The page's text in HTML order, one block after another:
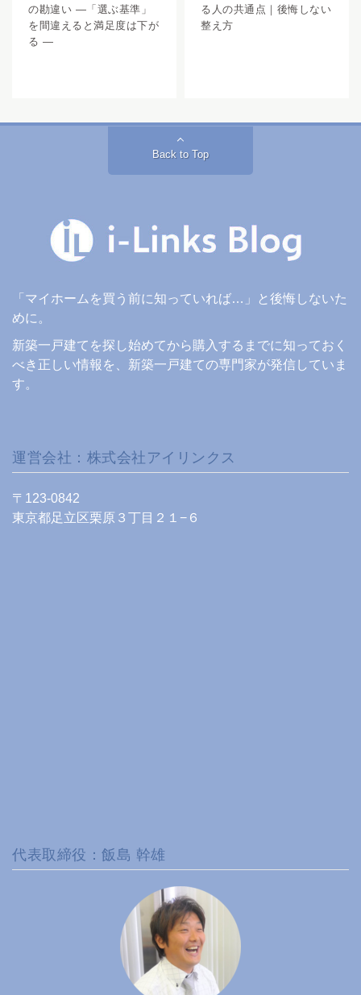
の勘違い ―「選ぶ基準」
を間違えると満足度は下が
る ―
る人の共通点｜後悔しない
整え方
Back to Top
「マイホームを買う前に知っていれば…」と後悔しないた
めに。
新築一戸建てを探し始めてから購入するまでに知っておく
べき正しい情報を、新築一戸建ての専門家が発信していま
す。
運営会社：株式会社アイリンクス
〒123-0842
東京都足立区栗原３丁目２１−６
代表取締役：飯島 幹雄